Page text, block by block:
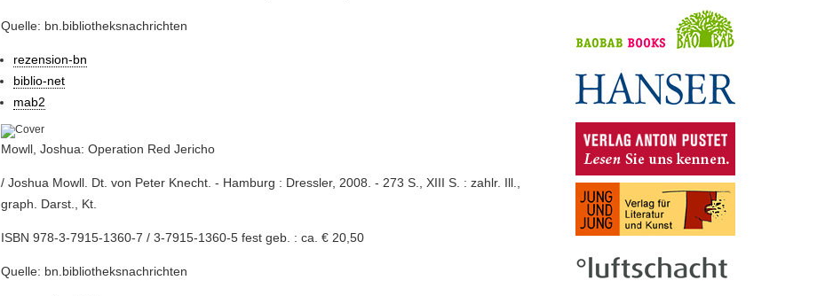
Quelle: bn.bibliotheksnachrichten
rezension-bn
biblio-net
mab2
Mowll, Joshua: Operation Red Jericho
/ Joshua Mowll. Dt. von Peter Knecht. - Hamburg : Dressler, 2008. - 273 S., XIII S. : zahlr. Ill.,
graph. Darst., Kt.
ISBN 978-3-7915-1360-7 / 3-7915-1360-5 fest geb. : ca. € 20,50
Quelle: bn.bibliotheksnachrichten